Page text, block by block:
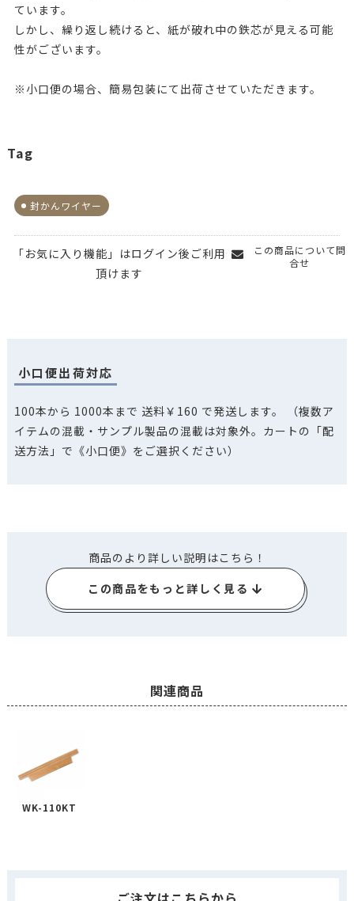
ています。
しかし、繰り返し続けると、紙が破れ中の鉄芯が見える可能
性がございます。
※小口便の場合、簡易包装にて出荷させていただきます。
Tag
封かんワイヤー
「お気に入り機能」はログイン後ご利用
頂けます
この商品について問
合せ
小口便出荷対応
100本から 1000本まで 送料￥160 で発送します。
（複数ア
イテムの混載・サンプル製品の混載は対象外。カートの「配
送方法」で《小口便》をご選択ください）
商品のより詳しい説明はこちら！
この商品をもっと詳しく見る
関連商品
WK-110KT